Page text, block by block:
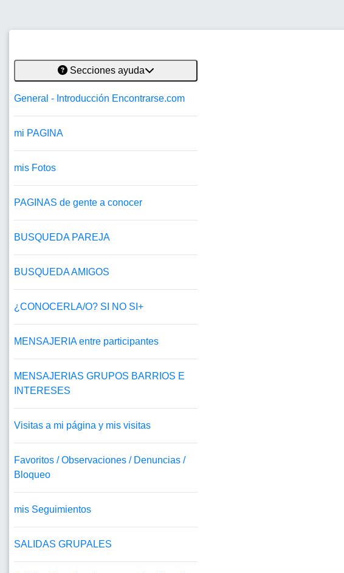
Secciones ayuda
General - Introducción Encontrarse.com
mi PAGINA
mis Fotos
PAGINAS de gente a conocer
BUSQUEDA PAREJA
BUSQUEDA AMIGOS
¿CONOCERLA/O? SI NO SI+
MENSAJERIA entre participantes
MENSAJERIAS GRUPOS BARRIOS E
INTERESES
Visitas a mi página y mis visitas
Favoritos / Observaciones / Denuncias /
Bloqueo
mis Seguimientos
SALIDAS GRUPALES